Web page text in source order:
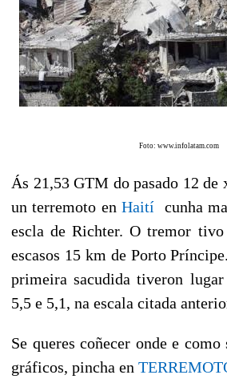
Foto: www.infolatam.com
Ás 21,53 GTM do pasado 12 de
un terremoto en Haitícunha
escla de Richter. O tremor
escasos 15 km de Porto
primeira sacudida tiveron
5,5 e 5,1, na escala citada
Se queres coñecer onde e como
gráficos, pincha en